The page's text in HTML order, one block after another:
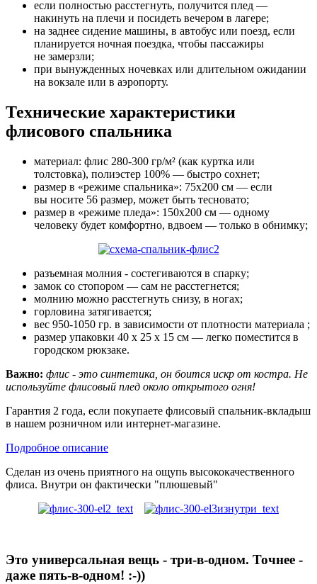
если полностью расстегнуть, получится плед —
накинуть на плечи и посидеть вечером в лагере;
на заднее сидение машины, в автобус или поезд, если
планируется ночная поездка, чтобы пассажиры
не замерзли;
при вынужденных ночевках или длительном ожидании
на вокзале или в аэропорту.
Технические характеристики
флисового спальника
материал: флис 280-300 гр/м² (как куртка или
толстовка), полиэстер 100% — быстро сохнет;
размер в «режиме спальника»: 75х200 см — если
вы носите 56 размер, может быть тесновато;
размер в «режиме пледа»: 150х200 см — одному
человеку будет комфортно, вдвоем — только в обнимку;
разъемная молния - состегиваются в спарку;
замок со стопором — сам не расстегнется;
молнию можно расстегнуть снизу, в ногах;
горловина затягивается;
вес 950-1050 гр. в зависимости от плотности материала ;
размер упаковки 40 х 25 х 15 см — легко поместится в
городском рюкзаке.
Важно: флис - это синтетика, он боится искр от костра. Не
используйте флисовый плед около открытого огня!
Гарантия 2 года, если покупаете флисовый спальник-вкладыш
в нашем розничном или интернет-магазине.
Подробное описание
Сделан из очень приятного на ощупь высококачественного
флиса. Внутри он фактически "плюшевый"
Это универсальная вещь - три-в-одном. Точнее -
даже пять-в-одном! :-))